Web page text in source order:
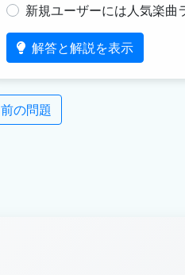
新規ユーザーには人気楽曲
解答と解説を表示
前の問題